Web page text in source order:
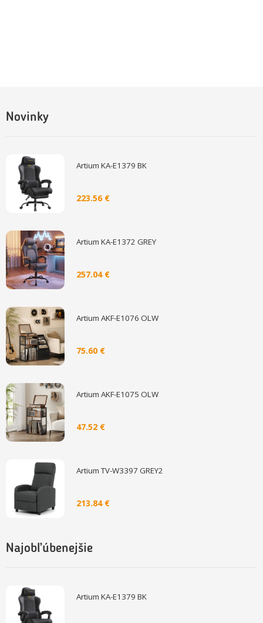
Novinky
Artium KA-E1379 BK
223.56 €
Artium KA-E1372 GREY
257.04 €
Artium AKF-E1076 OLW
75.60 €
Artium AKF-E1075 OLW
47.52 €
Artium TV-W3397 GREY2
213.84 €
Najobľúbenejšie
Artium KA-E1379 BK